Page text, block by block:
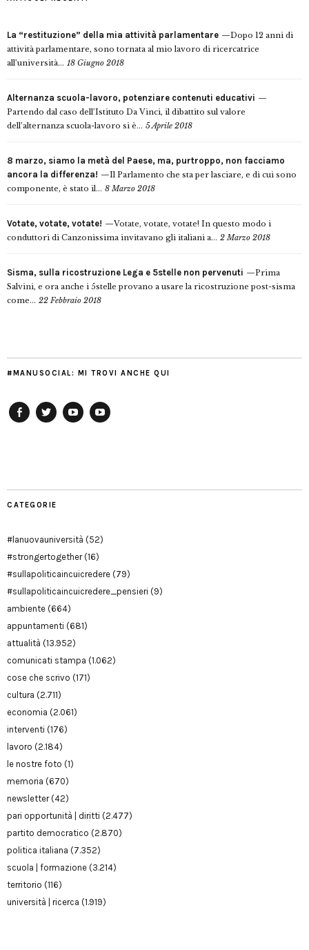
La “restituzione” della mia attività parlamentare
Dopo 12 anni di
attività parlamentare, sono tornata al mio lavoro di ricercatrice
all’università... 18 Giugno 2018
Alternanza scuola-lavoro, potenziare contenuti educativi
Partendo dal caso dell’Istituto Da Vinci, il dibattito sul valore
dell’alternanza scuola-lavoro si è... 5 Aprile 2018
8 marzo, siamo la metà del Paese, ma, purtroppo, non facciamo
ancora la differenza!
Il Parlamento che sta per lasciare, e di cui sono
componente, è stato il... 8 Marzo 2018
Votate, votate, votate!
Votate, votate, votate! In questo modo i
conduttori di Canzonissima invitavano gli italiani a... 2 Marzo 2018
Sisma, sulla ricostruzione Lega e 5stelle non pervenuti
Prima
Salvini, e ora anche i 5stelle provano a usare la ricostruzione post-sisma
come... 22 Febbraio 2018
#MANUSOCIAL: MI TROVI ANCHE QUI
CATEGORIE
#lanuovauniversità (52)
#strongertogether(16)
#sullapoliticaincuicredere (79)
#sullapoliticaincuicredere_pensieri (9)
ambiente (664)
appuntamenti (681)
attualità (13.952)
comunicati stampa (1.062)
cose che scrivo (171)
cultura (2.711)
economia (2.061)
interventi (176)
lavoro (2.184)
le nostre foto (1)
memoria (670)
newsletter(42)
pari opportunità | diritti (2.477)
partito democratico (2.870)
politica italiana (7.352)
scuola | formazione (3.214)
territorio (116)
università | ricerca (1.919)